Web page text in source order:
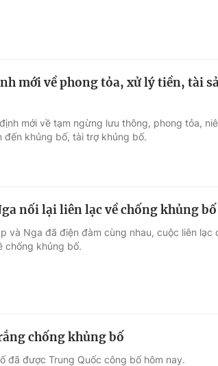
mới về phong tỏa, xử lý tiền, tài
mới về tạm ngừng lưu thông, phong tỏa,
đến khủng bố, tài trợ khủng bố.
nối lại liên lạc về chống khủng bố
và Nga đã điện đàm cùng nhau, cuộc liên lạc
chống khủng bố.
chống khủng bố
đã được Trung Quốc công bố hôm nay.